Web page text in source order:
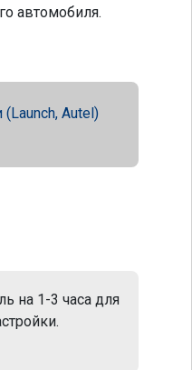
автомобиля.
Autel)
на 1-3 часа для